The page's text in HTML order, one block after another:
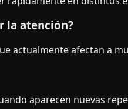
la atención?
actualmente afectan a
aparecen nuevas